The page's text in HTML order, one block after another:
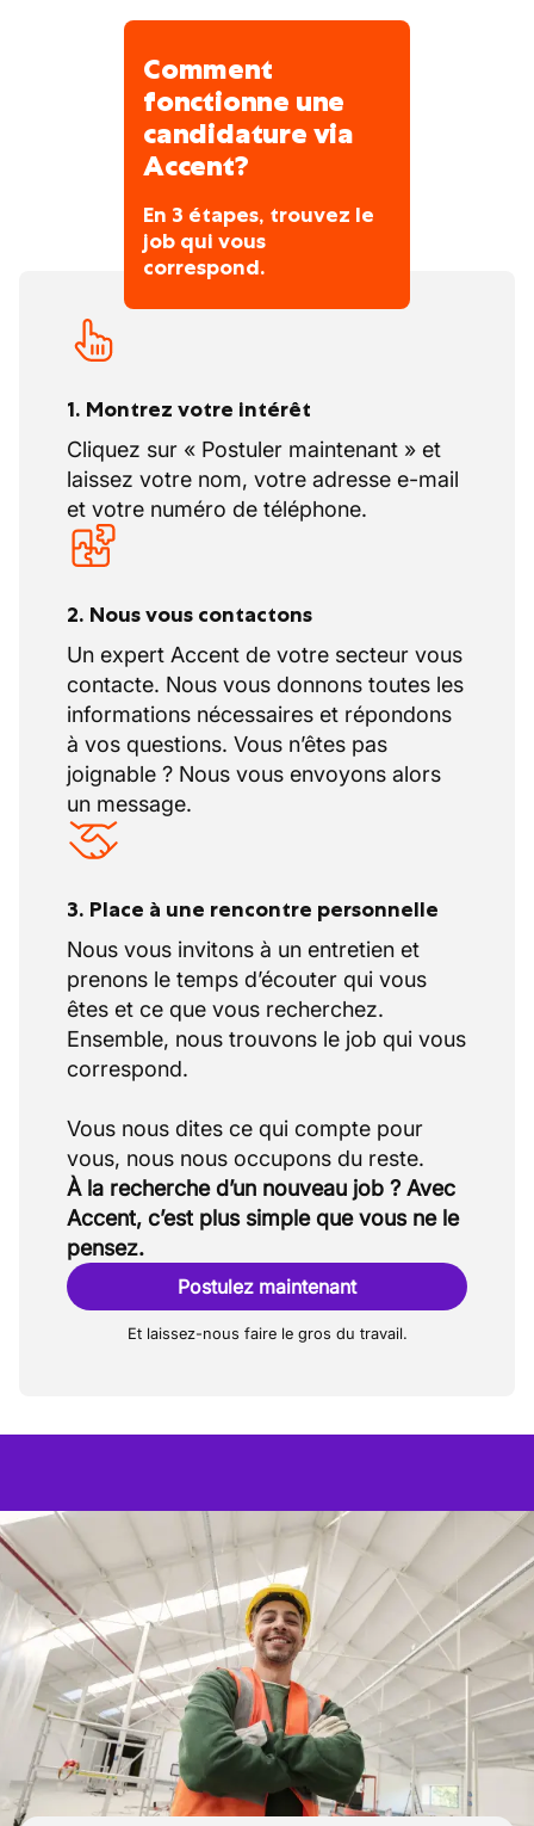
Comment
fonctionne une
candidature via
Accent?
En 3 étapes, trouvez le
job qui vous
correspond.
1. Montrez votre intérêt
Cliquez sur « Postuler maintenant » et
laissez votre nom, votre adresse e-mail
et votre numéro de téléphone.
2. Nous vous contactons
Un expert Accent de votre secteur vous
contacte. Nous vous donnons toutes les
informations nécessaires et répondons
à vos questions. Vous n’êtes pas
joignable ? Nous vous envoyons alors
un message.
3. Place à une rencontre personnelle
Nous vous invitons à un entretien et
prenons le temps d’écouter qui vous
êtes et ce que vous recherchez.
Ensemble, nous trouvons le job qui vous
correspond.
Vous nous dites ce qui compte pour
À la recherche d’un nouveau job ? Avec
Accent, c’est plus simple que vous ne le
pensez.
Postulez maintenant
Et laissez-nous faire le gros du travail.